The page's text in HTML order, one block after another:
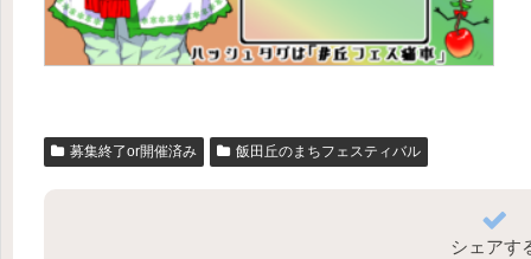
募集終了or開催済み 飯田丘のまちフェスティバル
シェアす